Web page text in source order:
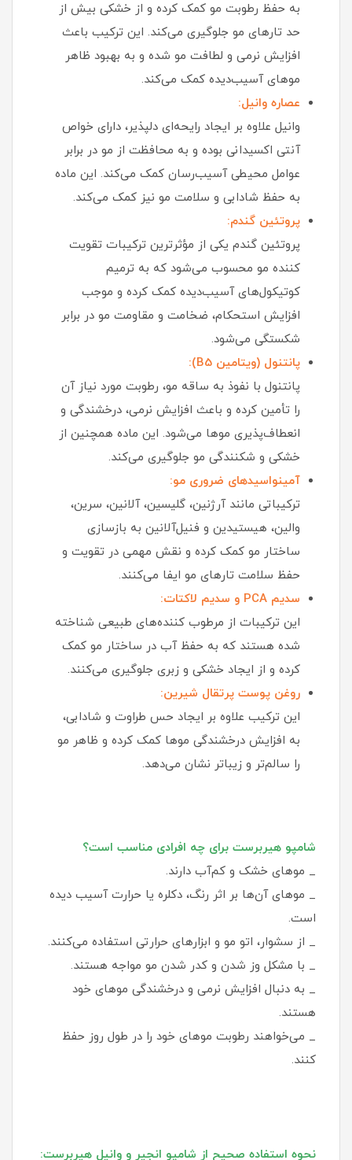
به حفظ رطوبت مو کمک کرده و از خشکی بیش از
حد تارهای مو جلوگیری می‌کند. این ترکیب باعث
افزایش نرمی و لطافت مو شده و به بهبود ظاهر
موهای آسیب‌دیده کمک می‌کند.
عصاره وانیل:
وانیل علاوه بر ایجاد رایحه‌ای دلپذیر، دارای خواص
آنتی‌ اکسیدانی بوده و به محافظت از مو در برابر
عوامل محیطی آسیب‌رسان کمک می‌کند. این ماده
به حفظ شادابی و سلامت مو نیز کمک می‌کند.
پروتئین گندم:
پروتئین گندم یکی از مؤثرترین ترکیبات تقویت‌
کننده مو محسوب می‌شود که به ترمیم
کوتیکول‌های آسیب‌دیده کمک کرده و موجب
افزایش استحکام، ضخامت و مقاومت مو در برابر
شکستگی می‌شود.
پانتنول (ویتامین B5):
پانتنول با نفوذ به ساقه مو، رطوبت مورد نیاز آن
را تأمین کرده و باعث افزایش نرمی، درخشندگی و
انعطاف‌پذیری موها می‌شود. این ماده همچنین از
خشکی و شکنندگی مو جلوگیری می‌کند.
آمینواسیدهای ضروری مو:
ترکیباتی مانند آرژنین، گلیسین، آلانین، سرین،
والین، هیستیدین و فنیل‌آلانین به بازسازی
ساختار مو کمک کرده و نقش مهمی در تقویت و
حفظ سلامت تارهای مو ایفا می‌کنند.
سدیم PCA و سدیم لاکتات:
این ترکیبات از مرطوب‌ کننده‌های طبیعی شناخته‌
شده هستند که به حفظ آب در ساختار مو کمک
کرده و از ایجاد خشکی و زبری جلوگیری می‌کنند.
روغن پوست پرتقال شیرین:
این ترکیب علاوه بر ایجاد حس طراوت و شادابی،
به افزایش درخشندگی موها کمک کرده و ظاهر مو
را سالم‌تر و زیباتر نشان می‌دهد.
شامپو هیربرست برای چه افرادی مناسب است؟
_ موهای خشک و کم‌آب دارند.
_ موهای آن‌ها بر اثر رنگ، دکلره یا حرارت آسیب دیده
است.
_ از سشوار، اتو مو و ابزارهای حرارتی استفاده می‌کنند.
_ با مشکل وز شدن و کدر شدن مو مواجه هستند.
_ به دنبال افزایش نرمی و درخشندگی موهای خود
هستند.
_ می‌خواهند رطوبت موهای خود را در طول روز حفظ
کنند.
نحوه استفاده صحیح از شامپو انجیر و وانیل هیربرست: